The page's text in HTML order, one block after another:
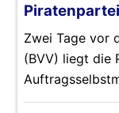
Zwei Tage vor
(BVV) liegt die